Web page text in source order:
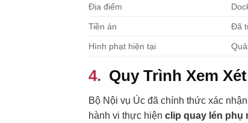
Địa điểm
Tiền án Đã
Hình phạt hiện tại
Quy Trình Xem
Bộ Nội vụ Úc đã chính thức xác
hành vi thực hiện clip quay lén phụ